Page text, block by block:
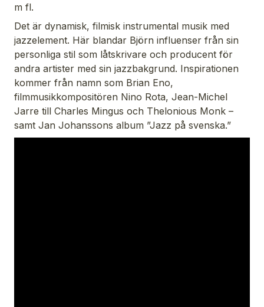
m fl.
Det är dynamisk, filmisk instrumental musik med
jazzelement. Här blandar Björn influenser från sin
personliga stil som låtskrivare och producent för
andra artister med sin jazzbakgrund. Inspirationen
kommer från namn som Brian Eno,
filmmusikkompositören Nino Rota, Jean-Michel
Jarre till Charles Mingus och Thelonious Monk –
samt Jan Johanssons album ”Jazz på svenska.”